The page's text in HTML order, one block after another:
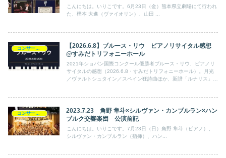
こんにちは。いりこです。6月23日（金）熊本県立劇場にて行われ
た、樫本 大進（ヴァイオリン）、山田 ...
【2026.6.8】ブルース・リウ ピアノリサイタル感想
@すみだトリフォニーホール
2021年ショパン国際コンクール優勝者ブルース・リウ、ピアノリ
サイタルの感想（2026.6.8・すみだトリフォニーホール）。月光
／ヴァルトシュタイン／スペイン狂詩曲ほか、新譜「ルナリス」と
2023.7.23 角野 隼斗×シルヴァン・カンブルラン×ハン
ブルク交響楽団 公演前記
こんにちは。いりこです。7月23日（日）角野 隼斗（ピアノ）、
シルヴァン・カンブルラン（指揮）、ハン...